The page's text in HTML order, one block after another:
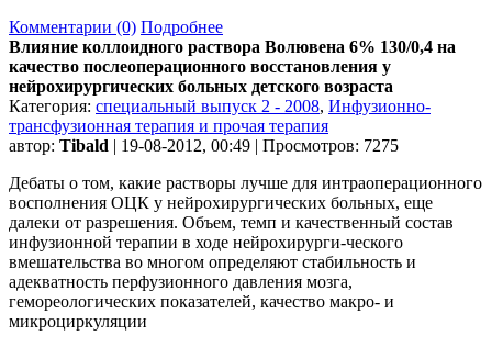
Комментарии (0) Подробнее
Влияние коллоидного раствора Волювена 6% 130/0,4 на
качество послеоперационного восстановления у
нейрохирургических больных детского возраста
Категория: специальный выпуск 2 - 2008, Инфузионно-
трансфузионная терапия и прочая терапия
автор: Tibald | 19-08-2012, 00:49 | Просмотров: 7275
Дебаты о том, какие растворы лучше для интраоперационного
восполнения ОЦК у нейрохирургических больных, еще
далеки от разрешения. Объем, темп и качественный состав
инфузионной терапии в ходе нейрохирурги-ческого
вмешательства во многом определяют стабильность и
адекватность перфузионного давления мозга,
гемореологических показателей, качество макро- и
микроциркуляции